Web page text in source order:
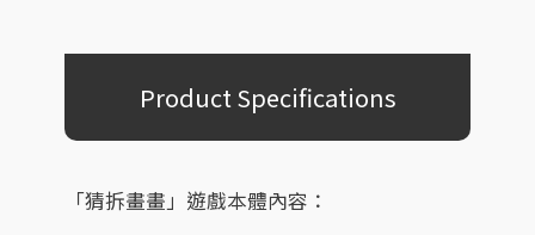
Product Specifications
「猜拆畫畫」遊戲本體內容：